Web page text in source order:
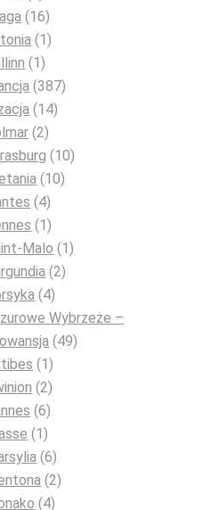
(16)
(1)
(1)
(387)
(14)
(2)
(10)
(10)
(4)
(1)
Malo (1)
(2)
(4)
Wybrzeże –
(49)
(1)
(2)
(6)
(1)
(6)
(2)
(4)